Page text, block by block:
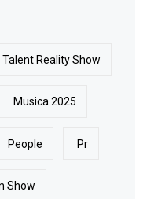
Reality Show
Musica 2025
People Pr
Show